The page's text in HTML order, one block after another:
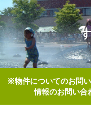
※物件についてのお問
情報のお問い合